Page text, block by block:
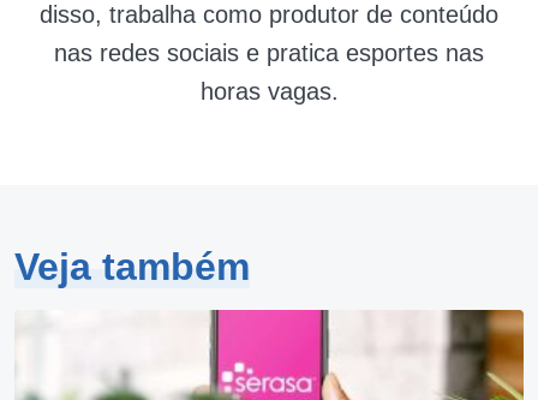
disso, trabalha como produtor de conteúdo
nas redes sociais e pratica esportes nas
horas vagas.
Veja também